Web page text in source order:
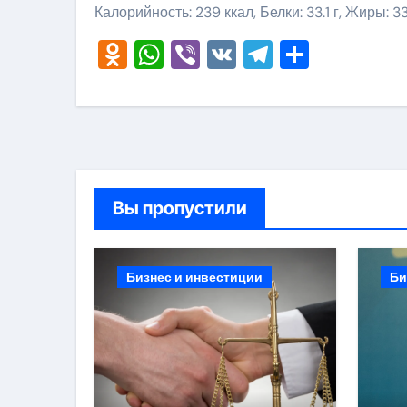
Калорийность: 239 ккал, Белки: 33.1 г, Жиры:
Odnoklassniki
WhatsApp
Viber
VKTelegram
Вы пропустили
Бизнес и инвестиции